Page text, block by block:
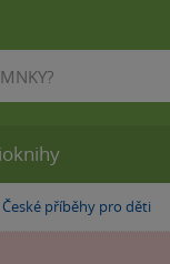
»
České příběhy pro děti